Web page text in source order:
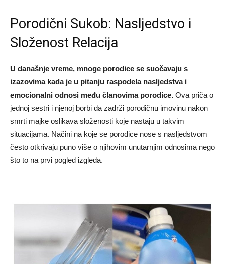
Porodični Sukob: Nasljedstvo i
Složenost Relacija
U današnje vreme, mnoge porodice se suočavaju s
izazovima kada je u pitanju raspodela nasljedstva i
emocionalni odnosi među članovima porodice. Ova priča o
jednoj sestri i njenoj borbi da zadrži porodičnu imovinu nakon
smrti majke oslikava složenosti koje nastaju u takvim
situacijama. Načini na koje se porodice nose s nasljedstvom
često otkrivaju puno više o njihovim unutarnjim odnosima nego
što to na prvi pogled izgleda.